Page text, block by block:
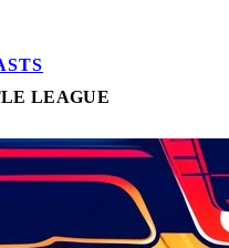
LEAGUE